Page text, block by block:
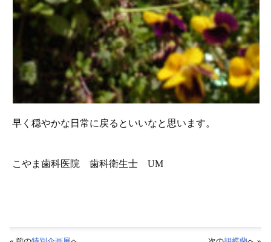
早く穏やかな日常に戻るといいなと思います。
こやま歯科医院 歯科衛生士 UM